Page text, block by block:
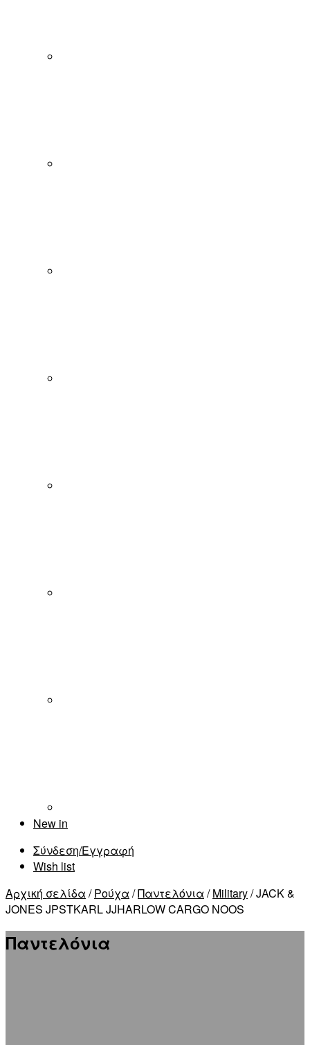
New in
Σύνδεση/Εγγραφή
Wish list
Αρχική σελίδα /Ρούχα /Παντελόνια /Military/ JACK &
JONES JPSTKARL JJHARLOW CARGO NOOS
Παντελόνια